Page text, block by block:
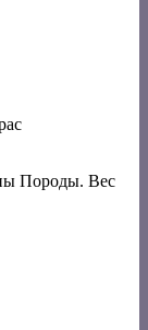
Породы. Вес